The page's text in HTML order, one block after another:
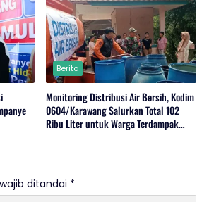
Berita
Monitoring Distribusi Air Bersih, Kodim
0604/Karawang Salurkan Total 102
Ribu Liter untuk Warga Terdampak
ditandai *